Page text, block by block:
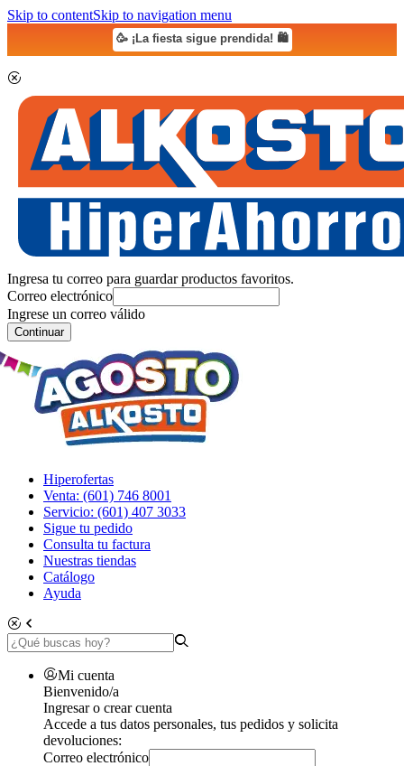
Skip to contentSkip to navigation menu
🥳 ¡La fiesta sigue prendida! 🛍️
Ingresa tu correo para guardar productos favoritos.
Correo electrónico
Ingrese un correo válido
Continuar
Hiperofertas
Venta: (601) 746 8001
Servicio: (601) 407 3033
Sigue tu pedido
Consulta tu factura
Nuestras tiendas
Catálogo
Ayuda
Mi cuenta
Bienvenido/a
Ingresar o crear cuenta
Accede a tus datos personales, tus pedidos y solicita
devoluciones:
Correo electrónico